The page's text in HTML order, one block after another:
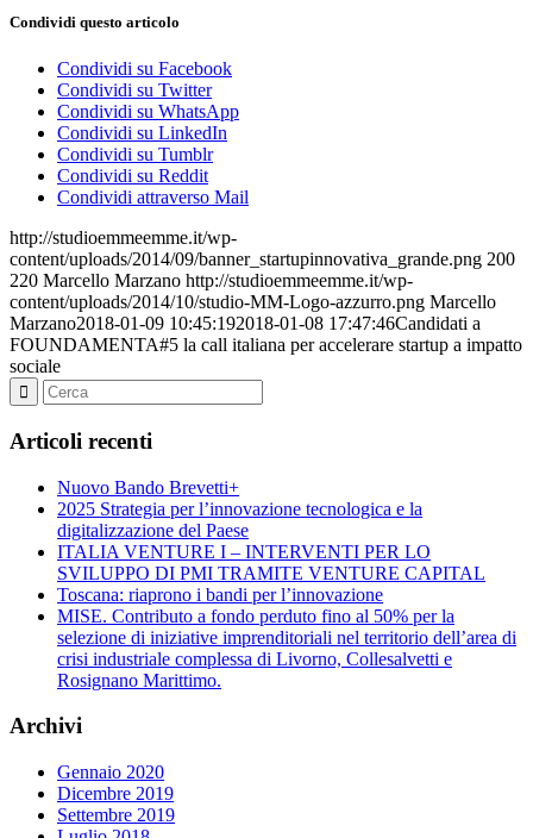
Condividi questo articolo
Condividi su Facebook
Condividi su Twitter
Condividi su WhatsApp
Condividi su LinkedIn
Condividi su Tumblr
Condividi su Reddit
Condividi attraverso Mail
http://studioemmeemme.it/wp-
content/uploads/2014/09/banner_startupinnovativa_grande.png 200
220 Marcello Marzano http://studioemmeemme.it/wp-
content/uploads/2014/10/studio-MM-Logo-azzurro.png Marcello
Marzano2018-01-09 10:45:192018-01-08 17:47:46Candidati a
FOUNDAMENTA#5 la call italiana per accelerare startup a impatto
sociale
Articoli recenti
Nuovo Bando Brevetti+
2025 Strategia per l’innovazione tecnologica e la
digitalizzazione del Paese
ITALIA VENTURE I – INTERVENTI PER LO
SVILUPPO DI PMI TRAMITE VENTURE CAPITAL
Toscana: riaprono i bandi per l’innovazione
MISE. Contributo a fondo perduto fino al 50% per la
selezione di iniziative imprenditoriali nel territorio dell’area di
crisi industriale complessa di Livorno, Collesalvetti e
Rosignano Marittimo.
Archivi
Gennaio 2020
Dicembre 2019
Settembre 2019